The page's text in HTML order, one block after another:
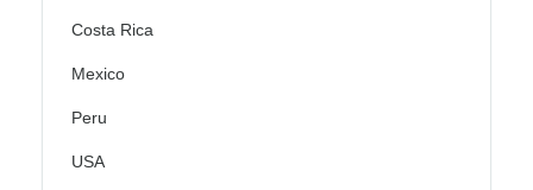
Costa Rica
Mexico
Peru
USA